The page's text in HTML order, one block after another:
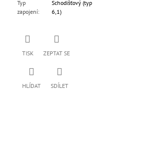
Typ
zapojení:
Schodišťový (typ
6,1)
TISK ZEPTAT SE
HLÍDAT SDÍLET